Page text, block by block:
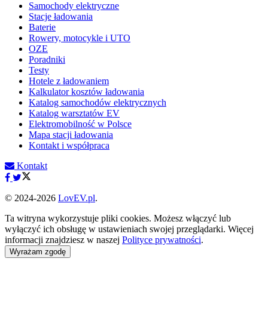
Samochody elektryczne
Stacje ładowania
Baterie
Rowery, motocykle i UTO
OZE
Poradniki
Testy
Hotele z ładowaniem
Kalkulator kosztów ładowania
Katalog samochodów elektrycznych
Katalog warsztatów EV
Elektromobilność w Polsce
Mapa stacji ładowania
Kontakt i współpraca
Kontakt
© 2024-2026 LovEV.pl.
Ta witryna wykorzystuje pliki cookies. Możesz włączyć lub
wyłączyć ich obsługę w ustawieniach swojej przeglądarki. Więcej
informacji znajdziesz w naszej Polityce prywatności.
Wyrażam zgodę